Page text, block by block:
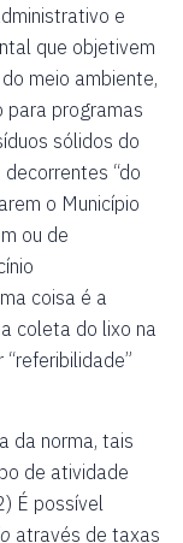
e
que objetivem
meio ambiente,
para programas
sólidos do
decorrentes “do
o Município
ou de
coisa é a
coleta do lixo na
da norma, tais
de atividade
É possível
através de taxas